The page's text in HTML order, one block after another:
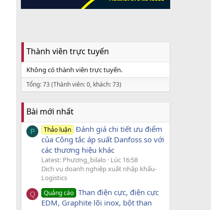
Thành viên trực tuyến
Không có thành viên trực tuyến.
Tổng: 73 (Thành viên: 0, khách: 73)
Bài mới nhất
P Thảo luận Đánh giá chi tiết ưu điểm
của Công tắc áp suất Danfoss so với
các thương hiệu khác
Latest: Phương_bilalo
Lúc 16:58
Dịch vụ doanh nghiệp xuất nhập khẩu-
Logistics
Q Quảng cáo Than điện cực, điện cực
EDM, Graphite lõi inox, bột than